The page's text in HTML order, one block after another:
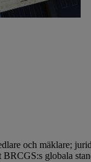
och mäklare;
globala